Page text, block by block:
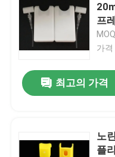
프
가
최고의 가격
노
플